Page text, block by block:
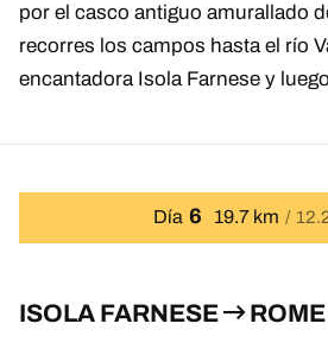
por el casco antiguo amurallado
recorres los campos hasta el río
encantadora Isola Farnese y
Día 6 19.7 km
ISOLA FARNESE ROME